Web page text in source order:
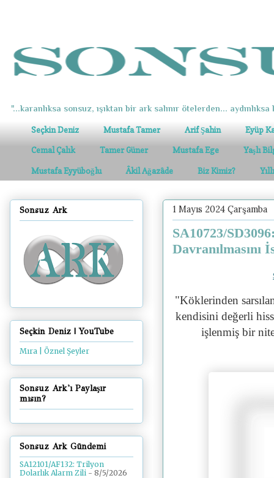
"...karanlıksa sonsuz, ışıktan bir ark salınır ötelerden... aydınlıksa
Seçkin Deniz Mustafa Tamer Arif Şahin Eyüp
Cemal Çalık Tamer Güner Mustafa Ege Yaşlı
Mustafa Eyyüboğlu Âkil Ağazâde Biz Kimiz?
1 Mayıs 2024 Çarşamba
SA10723/
Davranılmasını
"Köklerinden
kendisini değerli
işlenmiş bir
Sonsuz Ark
Seçkin Deniz | YouTube
Mıra | Öznel Şeyler
Sonsuz Ark'ı Paylaşır
mısın?
Sonsuz Ark Gündemi
SA12101/AF132: Trilyon
Dolarlık Alarm Zili - 8/5/2026